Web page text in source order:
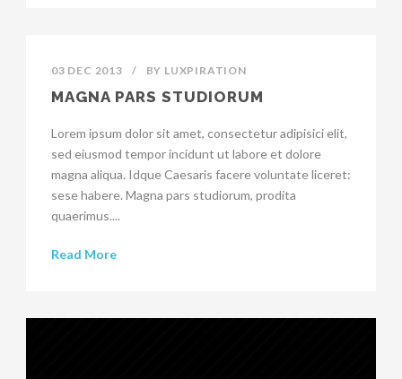
03 DEC 2013 / BY LUXPIRATION
MAGNA PARS STUDIORUM
Lorem ipsum dolor sit amet, consectetur adipisici elit,
sed eiusmod tempor incidunt ut labore et dolore
magna aliqua. Idque Caesaris facere voluntate liceret:
sese habere. Magna pars studiorum, prodita
quaerimus....
Read More